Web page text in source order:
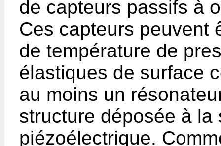
de capteurs passifs à
Ces capteurs peuvent
de température de
élastiques de surface
au moins un
structure déposée à
piézoélectrique.